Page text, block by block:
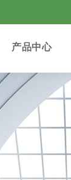
产品中心